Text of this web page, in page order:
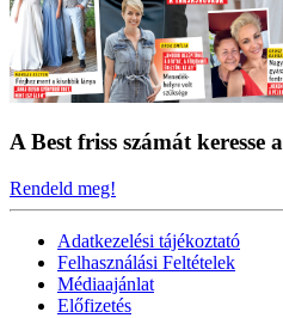
A Best friss számát keresse
Rendeld meg!
Adatkezelési tájékoztató
Felhasználási Feltételek
Médiaajánlat
Előfizetés